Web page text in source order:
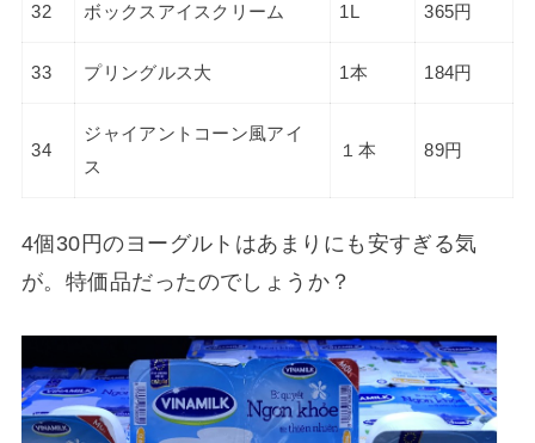
32 ボックスアイスクリーム 1L 365円
33 プリングルス大 1本 184円
34
ジャイアントコーン風アイ
ス
１本 89円
4個30円のヨーグルトはあまりにも安すぎる気
が。特価品だったのでしょうか？